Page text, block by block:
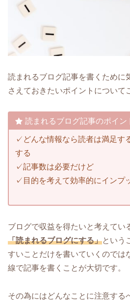
読まれるブログ記事を書くために
さえておきたいポイントについて
読まれるブログ記事のポイン
✓どんな情報なら読者は満足す
する
✓記事数は必要だけど
✓目的を考えて効率的にインプ
ブログで収益を得たいと考えてい
「読まれるブログにする」という
すいことだけを書いていくのでは
線で記事を書くことが大切です。
その為にはどんなことに注意する